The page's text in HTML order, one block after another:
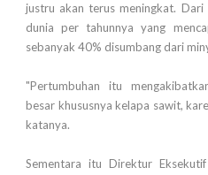
justru akan terus meningkat.
dunia per tahunnya yang
sebanyak 40% disumbang dari
"Pertumbuhan itu
besar khususnya kelapa sawit,
katanya.
Sementara itu Direktur